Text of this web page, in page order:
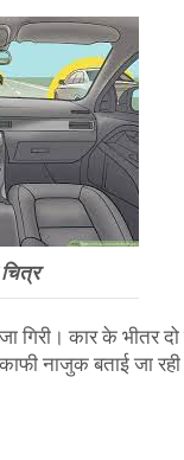
गिरी। कार के भीतर
नाजुक बताई जा